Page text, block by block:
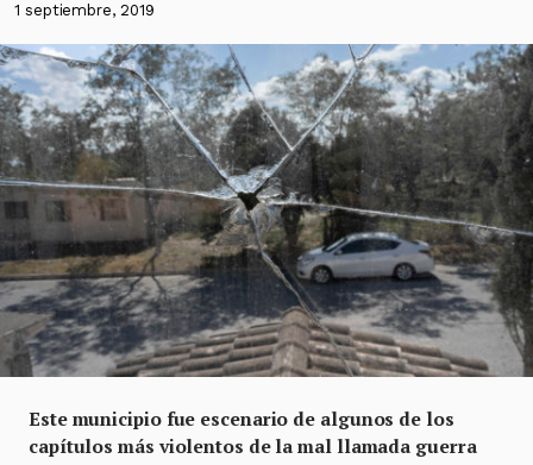
1 septiembre, 2019
Este municipio fue escenario de algunos de los
capítulos más violentos de la mal llamada guerra